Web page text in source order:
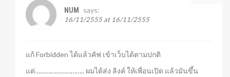
NUM says:
16/11/2555 at 16/11/2555
แก้ Forbidden ได้แล้วคัฟ เข้าเว็บได้ตามปกติ
แต่……………………….. ผมได้ส่ง ลิงค์ ให้เพื่อนเปิด แล้วมันขึ้น